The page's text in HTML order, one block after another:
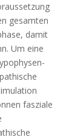
gesamten
damit
Um eine
fasziale